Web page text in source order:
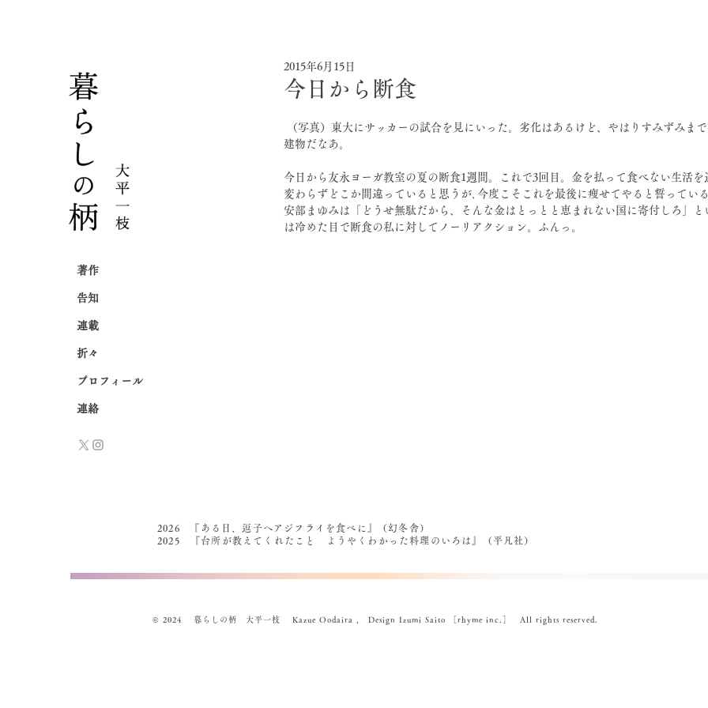
今日から断食
2015年6月15日
建物だなあ。
今日から友永ヨーガ教室の夏の断食1週間。これで3回目。金を払って食べない生活を
変わらずどこか間違っていると思うが､今度こそこれを最後に痩せてやると誓ってい
安部まゆみは「どうせ無駄だから、そんな金はとっとと恵まれない国に寄付しろ」と
は冷めた目で断食の私に対してノーリアクション。ふんっ。
著作
告知
連載
折々
プロフィール
連絡
2026 『ある日、逗子へアジフライを食べに』（幻冬舎）
2025 『台所が教えてくれたこと ようやくわかった料理のいろは』（平凡社）
© 2024 暮らしの柄 大平一枝 Kazue Oodaira , Design Izumi Saito ［rhyme inc.］ All rights reserved.